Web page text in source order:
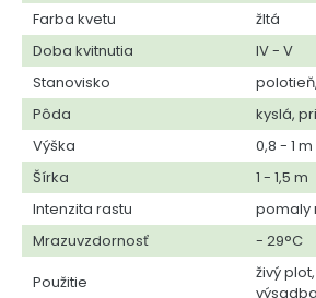
Farba kvetu
žltá
Doba kvitnutia
IV - V
Stanovisko
Pôda
kyslá,
Výška
0,8 - 1 m
Šírka
1 - 1,5 m
Intenzita rastu
pomaly
Mrazuvzdornosť
- 29°C
Použitie
živý
výsadba